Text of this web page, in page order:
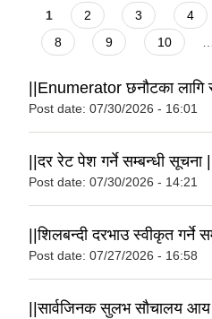
Pages
1 2 3 4
8
9 10
||Enumerator छनौटका लागि
Post date: 07/30/2026 - 16:01
||दर रेट पेश गर्ने सम्बन्धी सूचना ||
Post date: 07/30/2026 - 14:21
||शिलबन्दी दरभाउ स्वीकृत गर्ने
Post date: 07/27/2026 - 16:58
||सार्वजिनक सुलभ सौचालय